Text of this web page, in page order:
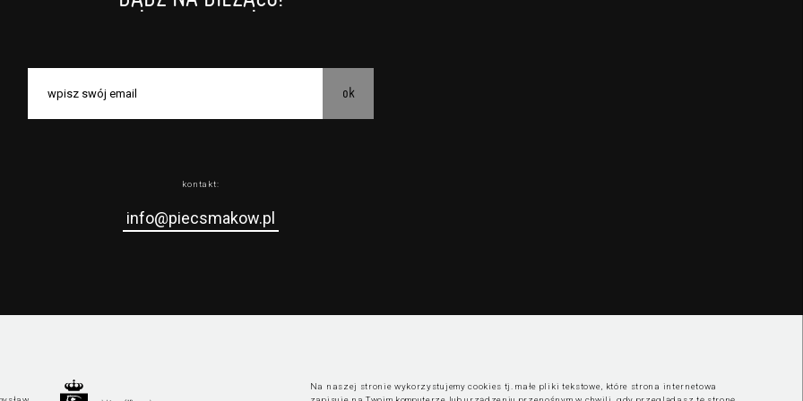
ok
kontakt:
info@piecsmakow.pl
Na naszej stronie wykorzystujemy cookies tj. małe pliki tekstowe, które strona internetowa